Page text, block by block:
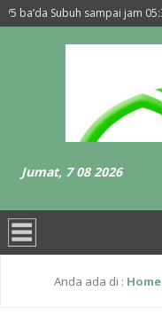
Subuh sampai jam 05:30.
Jumat, 7 08 2026
Anda ada di : Home